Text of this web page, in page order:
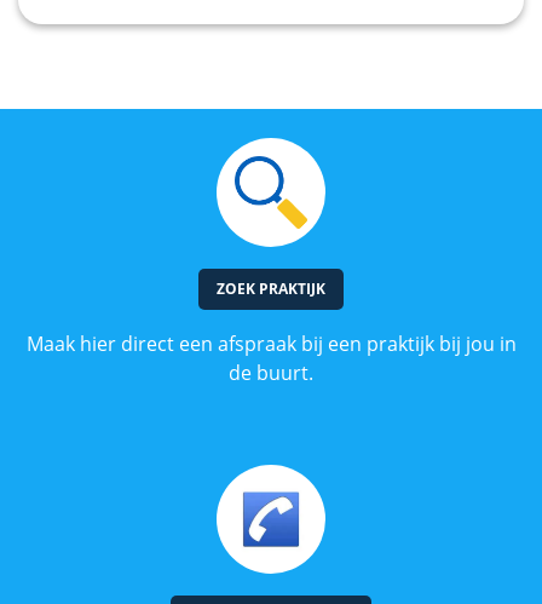
ZOEK PRAKTIJK
Maak hier direct een afspraak bij een praktijk bij jou in
de buurt.